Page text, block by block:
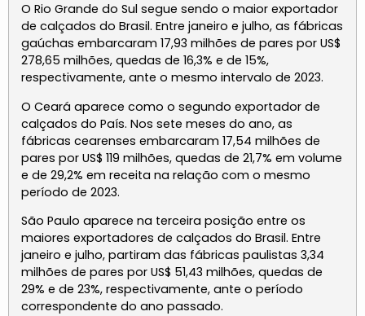
O Rio Grande do Sul segue sendo o maior exportador
de calçados do Brasil. Entre janeiro e julho, as fábricas
gaúchas embarcaram 17,93 milhões de pares por US$
278,65 milhões, quedas de 16,3% e de 15%,
respectivamente, ante o mesmo intervalo de 2023.
O Ceará aparece como o segundo exportador de
calçados do País. Nos sete meses do ano, as
fábricas cearenses embarcaram 17,54 milhões de
pares por US$ 119 milhões, quedas de 21,7% em volume
e de 29,2% em receita na relação com o mesmo
período de 2023.
São Paulo aparece na terceira posição entre os
maiores exportadores de calçados do Brasil. Entre
janeiro e julho, partiram das fábricas paulistas 3,34
milhões de pares por US$ 51,43 milhões, quedas de
29% e de 23%, respectivamente, ante o período
correspondente do ano passado.